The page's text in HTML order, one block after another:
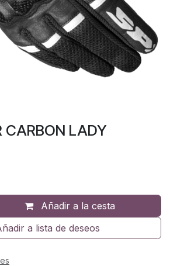
CARBON LADY
Añadir a la cesta
a lista de deseos